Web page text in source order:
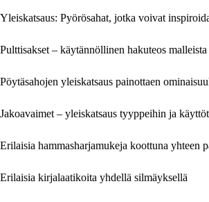
Yleiskatsaus: Pyörösahat, jotka voivat
Pulttisakset – käytännöllinen hakuteos malleista
Pöytäsahojen yleiskatsaus painottaen
Jakoavaimet – yleiskatsaus tyyppeihin ja
Erilaisia hammasharjamukeja koottuna yhteen
Erilaisia kirjalaatikoita yhdellä silmäyksellä